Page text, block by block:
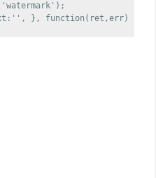
text:'', }, function(ret,err)